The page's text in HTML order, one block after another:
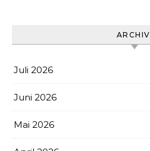
ARCHIV
Juli 2026
Juni 2026
Mai 2026